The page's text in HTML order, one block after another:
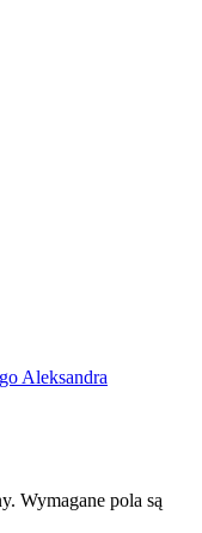
Aleksandra
Wymagane pola są